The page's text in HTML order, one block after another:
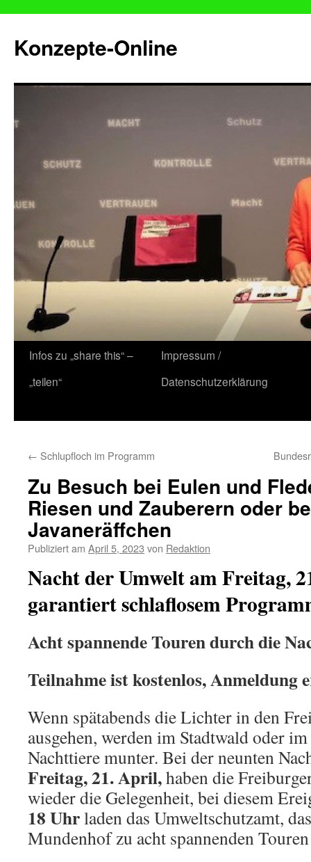
Konzepte-Online
Zum
Inhalt
Infos zu „share this“ –
„teilen“
Impressum /
Datenschutzerklärung
← Schlupfloch im Programm
Zu Besuch bei Eulen und
Riesen und Zauberern oder
Javaneräffchen
Publiziert am April 5, 2023 von Redaktion
Nacht der Umwelt am Freitag,
garantiert schlaflosem
Acht spannende Touren durch die
Teilnahme ist kostenlos, Anmeldung
Wenn spätabends die Lichter in den
ausgehen, werden im Stadtwald oder
Nachttiere munter. Bei der neunten
Freitag, 21. April,haben die
wieder die Gelegenheit, bei diesem
18 Uhrladen das Umweltschutzamt,
Mundenhof zu acht spannenden